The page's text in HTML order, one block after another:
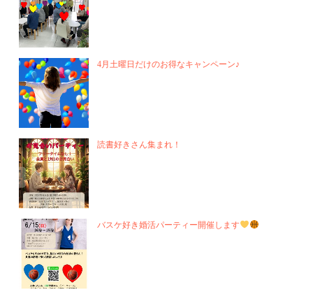
4月土曜日だけのお得なキャンペーン♪
読書好きさん集まれ！
バスケ好き婚活パーティー開催します